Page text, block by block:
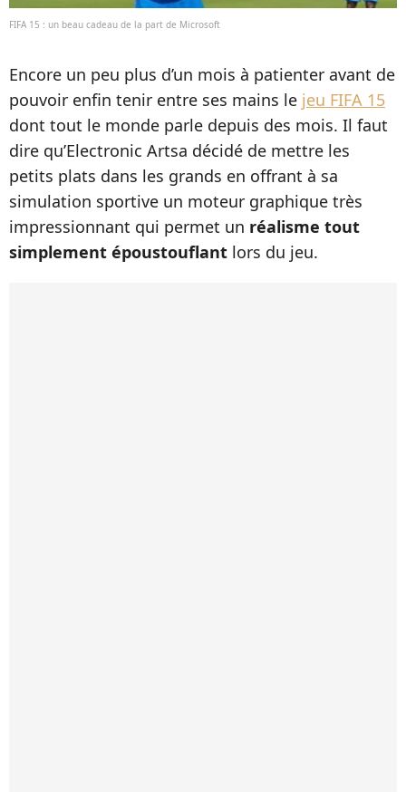
FIFA 15 : un beau cadeau de la part de Microsoft
Encore un peu plus d’un mois à patienter avant de
pouvoir enfin tenir entre ses mains le jeu FIFA 15
dont tout le monde parle depuis des mois. Il faut
dire qu’Electronic Artsa décidé de mettre les
petits plats dans les grands en offrant à sa
simulation sportive un moteur graphique très
impressionnant qui permet un réalisme tout
simplement époustouflant lors du jeu.